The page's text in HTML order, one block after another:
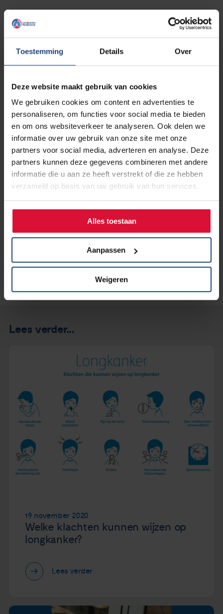
Toestemming Details Over
Deze website maakt gebruik van cookies
We gebruiken cookies om content en advertenties te
personaliseren, om functies voor social media te bieden
en om ons websiteverkeer te analyseren. Ook delen we
informatie over uw gebruik van onze site met onze
partners voor social media, adverteren en analyse. Deze
partners kunnen deze gegevens combineren met andere
informatie die u aan ze heeft verstrekt of die ze hebben
verzameld op basis van uw gebruik van hun services.
Alles toestaan
Aanpassen
Weigeren
Aflevering 4
In de laatste podcast wordt vooruitgekeken. Hoe ziet
Renée haar toekomst? Annemarie gaat in op de
toekomstige behandelmogelijkheden van longkanker en
het belang van gezamenlijke besluitvorming bij het kijken
naar de toekomst. Deze aflevering verschijnt volgende
week vrijdag.
Deze podcastserie is mede mogelijk gemaakt door
geneesmiddelenbedrijf Takeda
Lees verder...
19 november 2020
Welke klachten kunnen wijzen op
longkanker?
Lees verder